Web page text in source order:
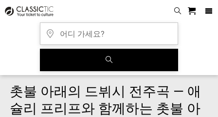
촛불 아래의 드뷔시 전주곡 — 애
슐리 프리프와 함께하는 촛불 아